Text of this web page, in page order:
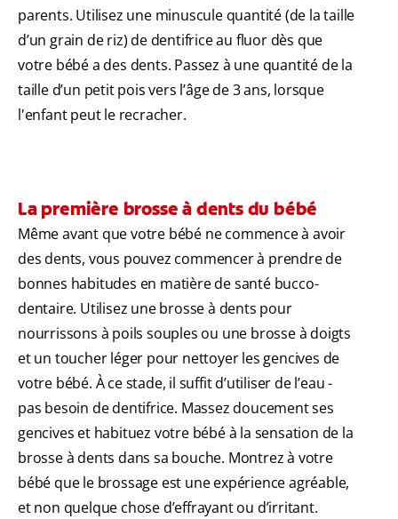
parents. Utilisez une minuscule quantité (de la taille
d’un grain de riz) de dentifrice au fluor dès que
votre bébé a des dents. Passez à une quantité de la
taille d’un petit pois vers l’âge de 3 ans, lorsque
l'enfant peut le recracher.
La première brosse à dents du bébé
Même avant que votre bébé ne commence à avoir
des dents, vous pouvez commencer à prendre de
bonnes habitudes en matière de santé bucco-
dentaire. Utilisez une brosse à dents pour
nourrissons à poils souples ou une brosse à doigts
et un toucher léger pour nettoyer les gencives de
votre bébé. À ce stade, il suffit d’utiliser de l’eau -
pas besoin de dentifrice. Massez doucement ses
gencives et habituez votre bébé à la sensation de la
brosse à dents dans sa bouche. Montrez à votre
bébé que le brossage est une expérience agréable,
et non quelque chose d’effrayant ou d’irritant.